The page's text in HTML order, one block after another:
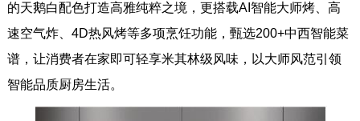
的天鹅白配色打造高雅纯粹之境，更搭载AI智能大师烤、高
速空气炸、4D热风烤等多项烹饪功能，甄选200+中西智能菜
谱，让消费者在家即可轻享米其林级风味，以大师风范引领
智能品质厨房生活。